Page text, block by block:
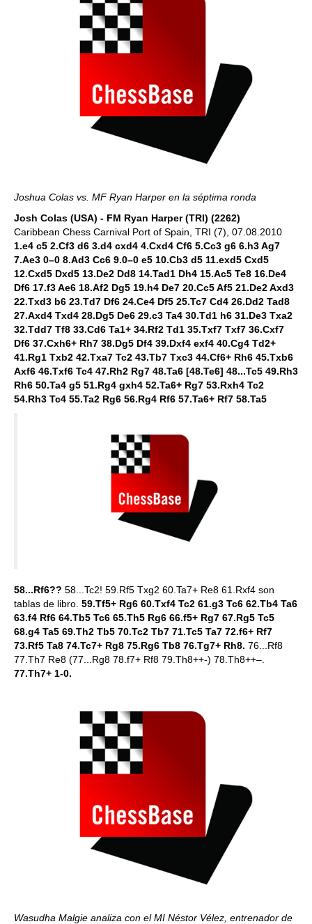
Joshua Colas vs. MF Ryan Harper en la séptima ronda
Josh Colas (USA) - FM Ryan Harper (TRI) (2262)
Caribbean Chess Carnival Port of Spain, TRI (7), 07.08.2010
1.e4 c5 2.Cf3 d6 3.d4 cxd4 4.Cxd4 Cf6 5.Cc3 g6 6.h3 Ag7
7.Ae3 0–0 8.Ad3 Cc6 9.0–0 e5 10.Cb3 d5 11.exd5 Cxd5
12.Cxd5 Dxd5 13.De2 Dd8 14.Tad1 Dh4 15.Ac5 Te8 16.De4
Df6 17.f3 Ae6 18.Af2 Dg5 19.h4 De7 20.Cc5 Af5 21.De2 Axd3
22.Txd3 b6 23.Td7 Df6 24.Ce4 Df5 25.Tc7 Cd4 26.Dd2 Tad8
27.Axd4 Txd4 28.Dg5 De6 29.c3 Ta4 30.Td1 h6 31.De3 Txa2
32.Tdd7 Tf8 33.Cd6 Ta1+ 34.Rf2 Td1 35.Txf7 Txf7 36.Cxf7
Df6 37.Cxh6+ Rh7 38.Dg5 Df4 39.Dxf4 exf4 40.Cg4 Td2+
41.Rg1 Txb2 42.Txa7 Tc2 43.Tb7 Txc3 44.Cf6+ Rh6 45.Txb6
Axf6 46.Txf6 Tc4 47.Rh2 Rg7 48.Ta6 [48.Te6] 48...Tc5 49.Rh3
Rh6 50.Ta4 g5 51.Rg4 gxh4 52.Ta6+ Rg7 53.Rxh4 Tc2
54.Rh3 Tc4 55.Ta2 Rg6 56.Rg4 Rf6 57.Ta6+ Rf7 58.Ta5
58...Rf6?? 58...Tc2! 59.Rf5 Txg2 60.Ta7+ Re8 61.Rxf4 son
tablas de libro. 59.Tf5+ Rg6 60.Txf4 Tc2 61.g3 Tc6 62.Tb4 Ta6
63.f4 Rf6 64.Tb5 Tc6 65.Th5 Rg6 66.f5+ Rg7 67.Rg5 Tc5
68.g4 Ta5 69.Th2 Tb5 70.Tc2 Tb7 71.Tc5 Ta7 72.f6+ Rf7
73.Rf5 Ta8 74.Tc7+ Rg8 75.Rg6 Tb8 76.Tg7+ Rh8. 76...Rf8
77.Th7 Re8 (77...Rg8 78.f7+ Rf8 79.Th8++-) 78.Th8++–.
77.Th7+ 1-0.
Wasudha Malgie analiza con el MI Néstor Vélez, entrenador de